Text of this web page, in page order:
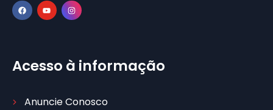
Acesso à informação
Anuncie Conosco